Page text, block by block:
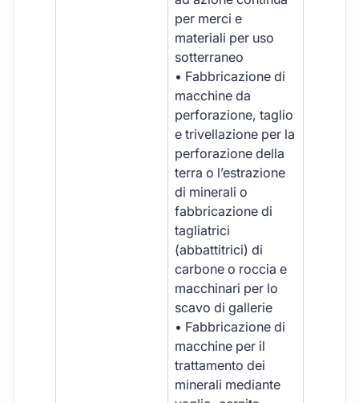
per merci e
materiali per uso
sotterraneo
• Fabbricazione di
macchine da
perforazione, taglio
e trivellazione per la
perforazione della
terra o l’estrazione
di minerali o
fabbricazione di
tagliatrici
(abbattitrici) di
carbone o roccia e
macchinari per lo
scavo di gallerie
• Fabbricazione di
macchine per il
trattamento dei
minerali mediante